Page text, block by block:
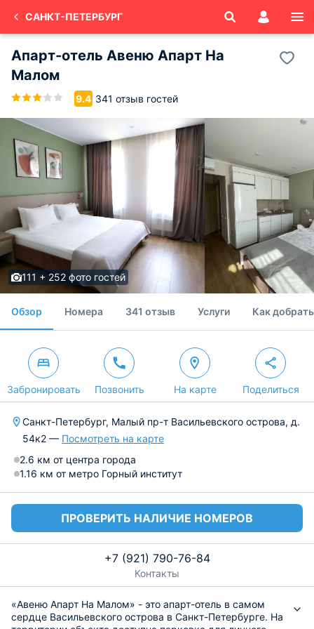
САНКТ-ПЕТЕРБУРГ
Апарт-отель Авеню Апарт На
Малом
9.4 341 отзыв гостей
111 + 252 фото гостей
Обзор Номера 341 отзыв Услуги Как
Забронировать Позвонить На карте Поделиться
Санкт-Петербург, Малый пр-т Васильевского острова, д.
54к2 — Посмотреть на карте
2.6 км от центра города
1.16 км от метро Горный институт
ПРОВЕРИТЬ НАЛИЧИЕ НОМЕРОВ
+7 (921) 790-76-84
Контакты
«Авеню Апарт На Малом» - это апарт-отель в самом
сердце Васильевского острова в Санкт-Петербурге. На